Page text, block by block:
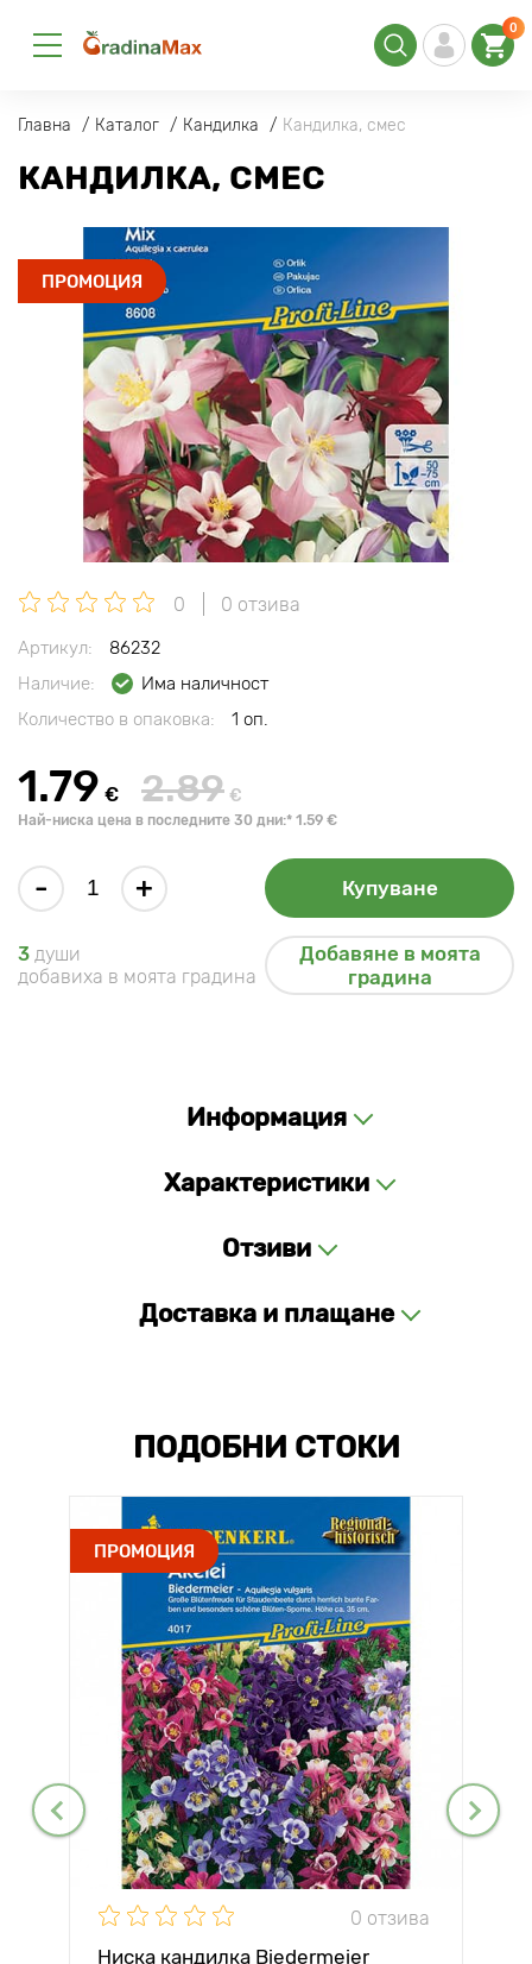
0
Главна Каталог Кандилка Кандилка, смес
КАНДИЛКА, СМЕС
ПРОМОЦИЯ
0 0 отзива
Артикул:
86232
Наличие:
Има наличност
Количество в опаковка:
1 оп.
1.79 € 2.89 €
Най-ниска цена в последните 30 дни:* 1.59 €
- + Купуване
3 души
добавиха в моята градина
Добавяне в моята
градина
Информация
Характеристики
Отзиви
Доставка и плащане
ПОДОБНИ СТОКИ
ПРОМОЦИЯ
0 отзива
Ниска кандилка Biedermeier